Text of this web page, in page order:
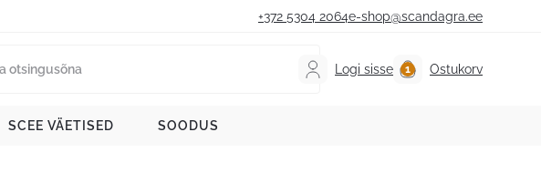
+372 5304 2064e-shop@scandagra.ee
Logi sisse Ostukorv
SCEE VÄETISED SOODUS